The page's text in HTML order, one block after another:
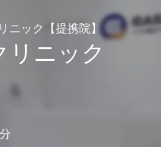
ニック【提携院】
リニック